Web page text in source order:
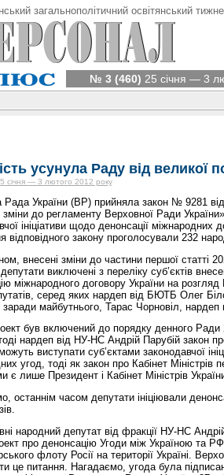
загальнополітичний освітянський
№ 3 (460) 25 січня — 3
усунула Раду від великої
січня — 3 лютого 2012 року
Рада України (ВР) прийняла закон № 9281
до регламенту Верховної Ради
ініціативи щодо денонсації міжнародних
відповідного закону проголосували 232
внесені зміни до частини першої статті
депутати виключені з переліку суб’єктів
міжнародного договору України на
серед яких нардеп від БЮТБ Олег
майбутнього, Тарас Чорновіл, нардеп
був включений до порядку денного Ради
нардеп від НУ-НС Андрій Парубій закон
виступати суб’єктами законодавчої
угод, тоді як закон про Кабінет
є лише Президент і Кабінет Міністрів
останнім часом депутати ініціювали
народний депутат від фракції НУ-НС
про денонсацію Угоди між Україною та
флоту Росії на території Україні.
це питання. Нагадаємо, угода була